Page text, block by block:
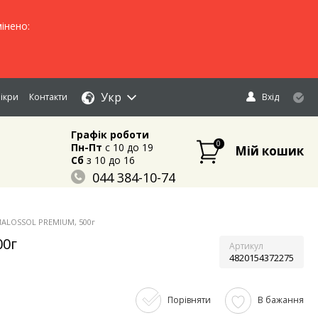
Контакти Укр Вхід
Графік роботи
Пн-Пт c 10 до 19
Сбз 10 до 16
044 384-10-74
095 632-18-34
0 Мій кошик
PREMIUM, 500г
Артикул
4820154372275
Порівняти В бажання